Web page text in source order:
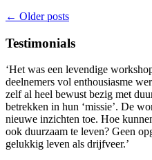
← Older posts
Testimonials
‘Het was een levendige
deelnemers vol enthousiasme
zelf al heel bewust bezig met
betrekken in hun ‘missie’. De
nieuwe inzichten toe. Hoe
ook duurzaam te leven? Geen
gelukkig leven als drijfveer.’